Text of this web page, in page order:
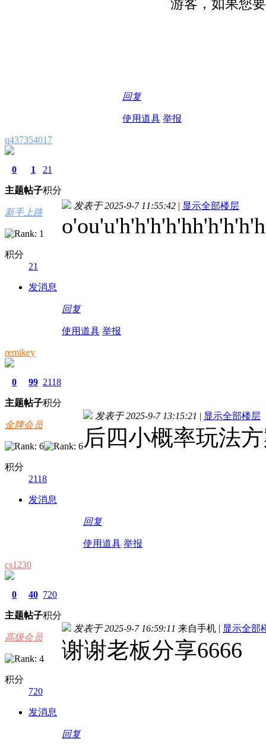
游客，如果您
回复
使用道具 举报
q437354017
0
主题
1
帖子
21
积分
新手上路
积分
21
发消息
发表于 2025-9-7 11:55:42 | 显示全部楼层
回复
使用道具 举报
remikey
0
主题
99
帖子
2118
积分
金牌会员
积分
2118
发消息
发表于 2025-9-7 13:15:21 | 显示全部楼层
后四小概率玩法
回复
使用道具 举报
cs1230
0
主题
40
帖子
720
积分
高级会员
积分
720
发消息
发表于 2025-9-7 16:59:11 来自手机 | 显示全部
谢谢老板分享6666
回复